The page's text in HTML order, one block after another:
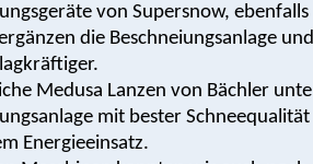
von Supersnow,
die Beschneiungsanlage
Medusa Lanzen von Bächler
mit bester
Energieeinsatz.